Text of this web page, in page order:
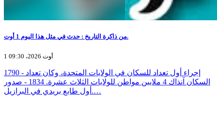
من ذاكرة التاريخ : حدث في مثل هذا اليوم 1 أوت.
1 أوت 2026، 09:30
1790 - إجراء أول تعداد للسكان في الولايات المتحدة، وكان تعداد
السكان آنذاك 4 ملايين مواطن للولايات الثلاث عشرة. 1834 - صدور
أول طابع بريدي في البرازيل.…